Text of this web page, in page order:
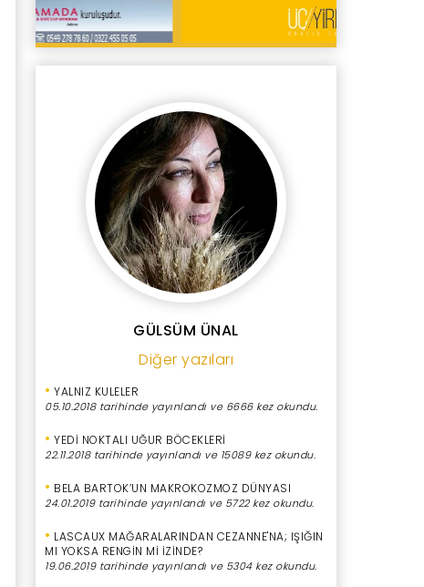
GÜLSÜM ÜNAL
Diğer yazıları
• YALNIZ KULELER
05.10.2018 tarihinde yayınlandı ve 6666 kez okundu.
• YEDİ NOKTALI UĞUR BÖCEKLERİ
22.11.2018 tarihinde yayınlandı ve 15089 kez okundu.
• BELA BARTOK’UN MAKROKOZMOZ DÜNYASI
24.01.2019 tarihinde yayınlandı ve 5722 kez okundu.
• LASCAUX MAĞARALARINDAN CEZANNE'NA; IŞIĞIN
MI YOKSA RENGİN Mİ İZİNDE?
19.06.2019 tarihinde yayınlandı ve 5304 kez okundu.